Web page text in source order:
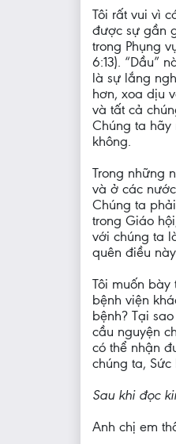
Tôi rất vui vì
được sự gần
trong Phụng
6:13). “Dầu”
là sự lắng
hơn, xoa dịu
và tất cả
Chúng ta hãy
không.
Trong những
và ở các
Chúng ta
trong Giáo
với chúng ta
quên điều
Tôi muốn
bệnh viện
bệnh? Tại
cầu nguyện
có thể nhận
chúng ta, Sức
Sau khi đọc
Anh chị em